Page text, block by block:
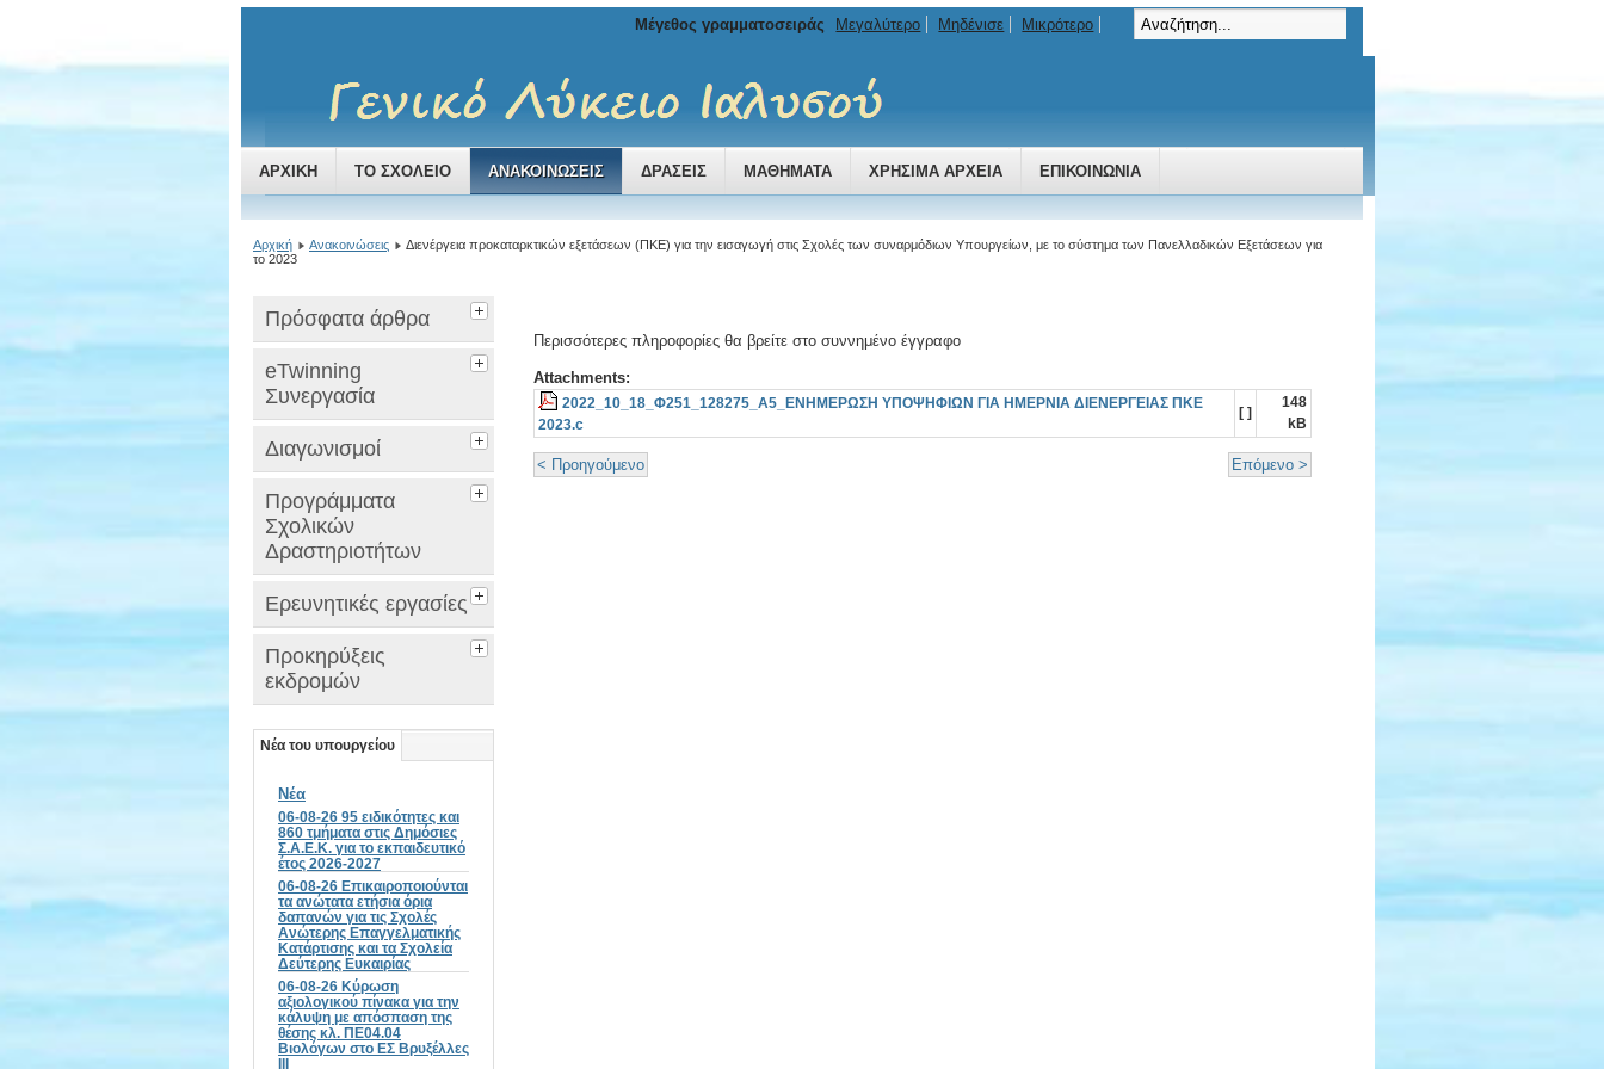
ΑΡΧΙΚΉ ΤΟ ΣΧΟΛΕΊΟ ΑΝΑΚΟΙΝΏΣΕΙΣ ΔΡΆΣΕΙΣ ΜΑΘΉΜΑΤΑ ΧΡΉΣΙΜΑ ΑΡΧΕΊΑ ΕΠΙΚΟΙΝΩΝΊΑ
Μέγεθος γραμματοσειράς Μεγαλύτερο Μηδένισε Μικρότερο
Αρχική Ανακοινώσεις
Διενέργεια προκαταρκτικών εξετάσεων (ΠΚΕ) για την εισαγωγή στις Σχολές των συναρμόδιων Υπουργείων, με το σύστημα των Πανελλαδικών Εξετάσεων για
το 2023
Πρόσφατα άρθρα
eTwinning
Συνεργασία
Διαγωνισμοί
Προγράμματα
Σχολικών
Δραστηριοτήτων
Ερευνητικές εργασίες
Προκηρύξεις
εκδρομών
Νέα του υπουργείου
Νέα
06-08-26 95 ειδικότητες και
860 τμήματα στις Δημόσιες
Σ.Α.Ε.Κ. για το εκπαιδευτικό
έτος 2026-2027
06-08-26 Επικαιροποιούνται
τα ανώτατα ετήσια όρια
δαπανών για τις Σχολές
Ανώτερης Επαγγελματικής
Κατάρτισης και τα Σχολεία
Δεύτερης Ευκαιρίας
06-08-26 Κύρωση
αξιολογικού πίνακα για την
κάλυψη με απόσπαση της
θέσης κλ. ΠΕ04.04
Βιολόγων στο ΕΣ Βρυξέλλες
ΙΙΙ
Περισσότερες πληροφορίες θα βρείτε στο συννημένο έγγραφο
Attachments:
2022_10_18_Φ251_128275_Α5_ΕΝΗΜΕΡΩΣΗ ΥΠΟΨΗΦΙΩΝ ΓΙΑ ΗΜΕΡΝΙΑ ΔΙΕΝΕΡΓΕΙΑΣ ΠΚΕ
2023.c
[ ]
148
kB
< Προηγούμενο Επόμενο >